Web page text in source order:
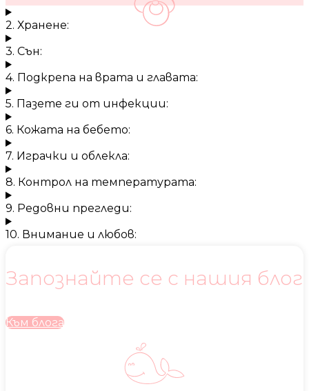
2. Хранене:
3. Сън:
4. Подкрепа на врата и главата:
5. Пазете ги от инфекции:
6. Кожата на бебето:
7. Играчки и облекла:
8. Контрол на температурата:
9. Редовни прегледи:
10. Внимание и любов:
Запознайте се с нашия блог
Към блога